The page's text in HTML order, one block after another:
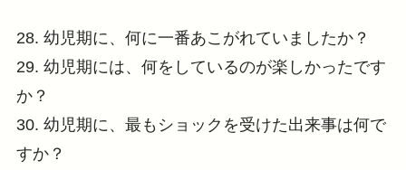
28. 幼児期に、何に一番あこがれていましたか？
29. 幼児期には、何をしているのが楽しかったです
か？
30. 幼児期に、最もショックを受けた出来事は何で
すか？